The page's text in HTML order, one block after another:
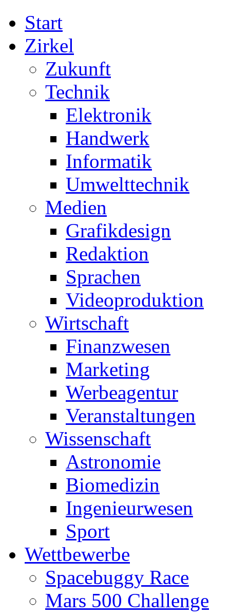
Start
Zirkel
Zukunft
Technik
Elektronik
Handwerk
Informatik
Umwelttechnik
Medien
Grafikdesign
Redaktion
Sprachen
Videoproduktion
Wirtschaft
Finanzwesen
Marketing
Werbeagentur
Veranstaltungen
Wissenschaft
Astronomie
Biomedizin
Ingenieurwesen
Sport
Wettbewerbe
Spacebuggy Race
Mars 500 Challenge